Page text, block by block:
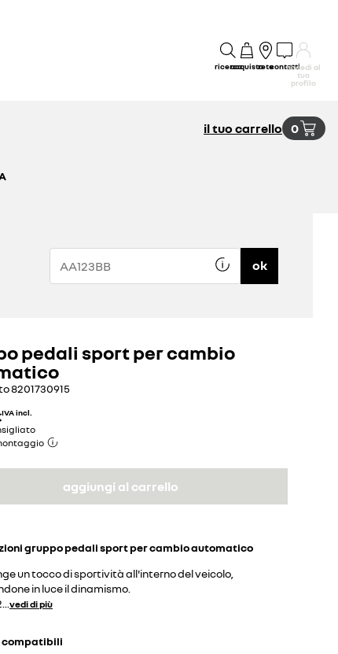
ricercaacquistoretecontattiaccedi al
tuo
profilo
il tuo carrello 0
ok
pedali sport per cambio
8201730915
IVA incl.
aggiungi al carrello
gruppo pedali sport per cambio automatico
un tocco di sportività all'interno del veicolo,
in luce il dinamismo.
vedi di più
compatibili